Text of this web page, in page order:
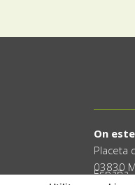
On
Placeta
03830
España